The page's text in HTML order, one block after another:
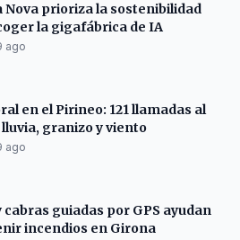
Nova prioriza la sostenibilidad
la gigafábrica de IA
ago
en el Pirineo: 121 llamadas al
lluvia, granizo y viento
ago
cabras guiadas por GPS ayudan
incendios en Girona